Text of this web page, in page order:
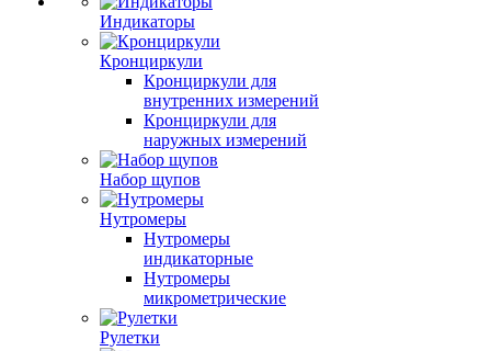
Индикаторы
Кронциркули
Кронциркули для
внутренних измерений
Кронциркули для
наружных измерений
Набор щупов
Нутромеры
Нутромеры
индикаторные
Нутромеры
микрометрические
Рулетки